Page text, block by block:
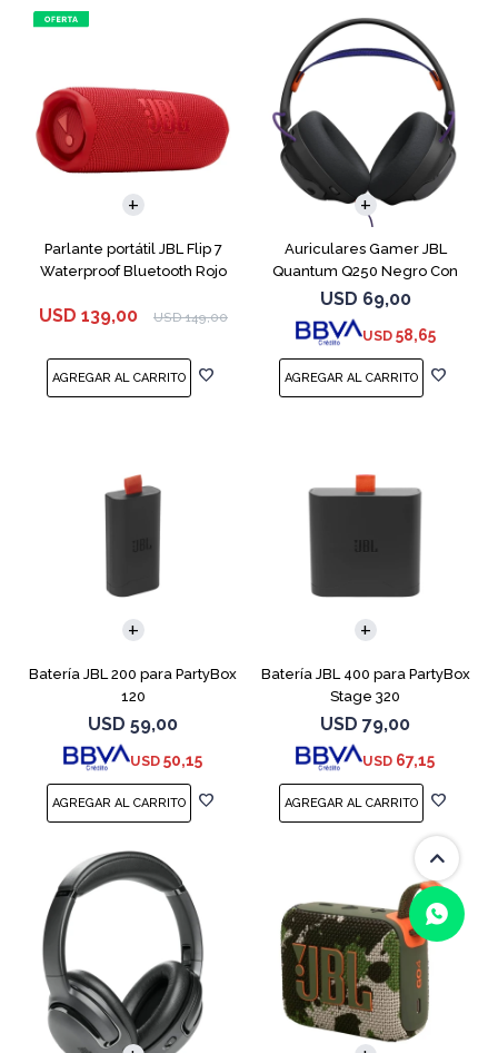
Parlante portátil JBL Flip 7
Waterproof Bluetooth Rojo
USD 139,00 USD 149,00
Auriculares Gamer JBL
Quantum Q250 Negro Con
Micrófono
USD 69,00
USD 58,65
Batería JBL 200 para PartyBox
120
USD 59,00
USD 50,15
Batería JBL 400 para PartyBox
Stage 320
USD 79,00
USD 67,15
(0/4)